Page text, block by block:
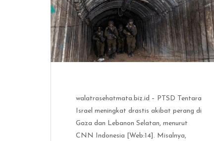
walatrasehatmata.biz.id – PTSD Tentara
Israel meningkat drastis akibat perang di
Gaza dan Lebanon Selatan, menurut
CNN Indonesia [Web:14]. Misalnya,